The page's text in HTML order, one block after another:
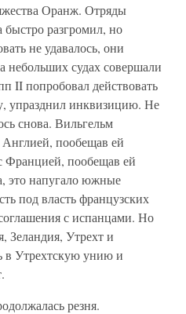
Оранж. Отряды
быстро разгромил, но
не удавалось, они
небольших судах совершали
II попробовал действовать
упразднил инквизицию. Не
снова. Вильгельм
пообещав ей
пообещав ей
это напугало южные
под власть французских
с испанцами. Но
Зеландия, Утрехт и
в Утрехтскую унию и
резня.